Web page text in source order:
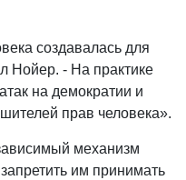
создавалась для
Нойер. - На практике
на демократии и
прав человека».
механизм
им принимать